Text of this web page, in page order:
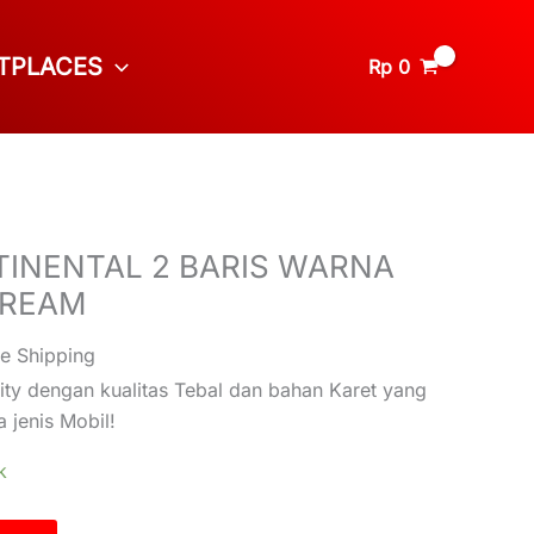
Rp 0
2 BARIS WARNA
Shipping
dengan kualitas Tebal dan bahan Karet yang
jenis Mobil!